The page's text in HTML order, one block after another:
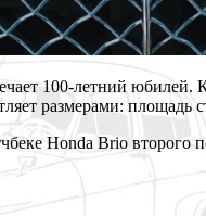
100-летний
размерами:
Honda Brio